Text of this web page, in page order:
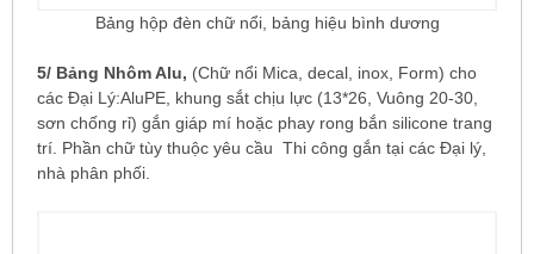
Bảng hộp đèn chữ nổi, bảng hiệu bình dương
5/ Bảng Nhôm Alu, (Chữ nổi Mica, decal, inox, Form) cho
các Đại Lý:AluPE, khung sắt chịu lực (13*26, Vuông 20-30,
sơn chống rỉ) gắn giáp mí hoặc phay rong bắn silicone trang
trí. Phần chữ tùy thuộc yêu cầu Thi công gắn tại các Đại lý,
nhà phân phối.